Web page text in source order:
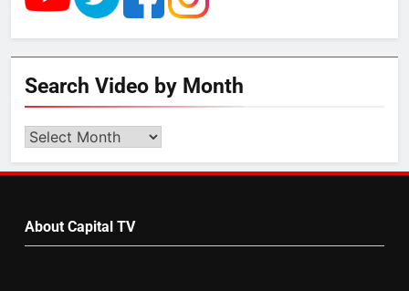
का स्वागत करेगा लक्ष्मण द्वार
उत्तर प्रदेश में गांवों में बढ़ेंगी सुविधाएं: 67%
बढ़ा पंचायतों का बजट
Search Video by Month
Search
by
About Capital TV